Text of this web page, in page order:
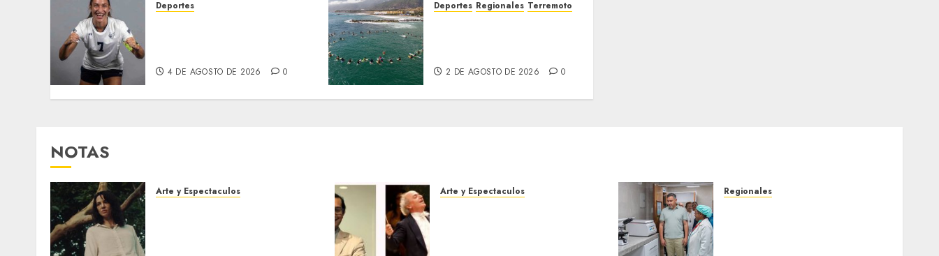
Deportes
4 DE AGOSTO DE 2026 0
Deportes Regionales Terremoto
2 DE AGOSTO DE 2026 0
NOTAS
Arte y Espectaculos Arte y Espectaculos Regionales